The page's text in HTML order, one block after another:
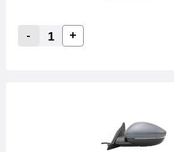
Decrease Quantity:
-
Increase Quantity:
+